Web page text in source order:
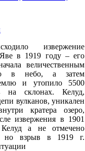
извержение
в 1919 году – его
величественным
в небо, а затем
и утопило 5500
на склонах. Келуд,
вулканов, уникален
кратера озеро,
извержения в 1901
а не отмечено
но взрыв в 1919 г.